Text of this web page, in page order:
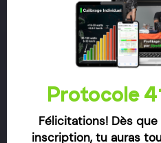
Protocole
Félicitations! Dès
inscription, tu auras